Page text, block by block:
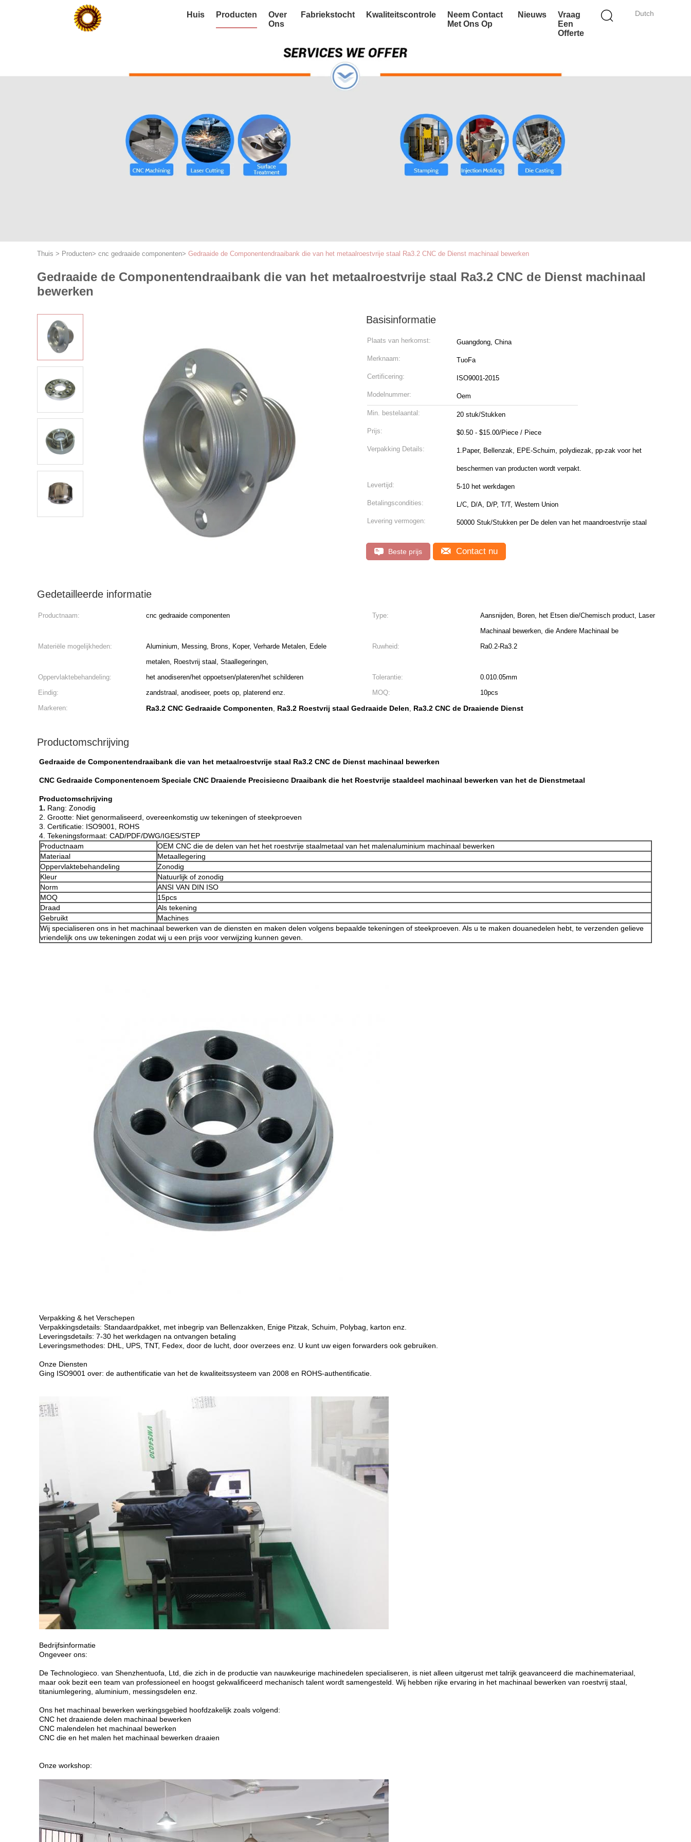
Dutch
Huis Producten
Over
Ons
Fabriekstocht Kwaliteitscontrole
Neem Contact
Met Ons Op
Nieuws
Vraag
Een
Offerte
Thuis > Producten> cnc gedraaide componenten> Gedraaide de Componentendraaibank die van het metaalroestvrije staal Ra3.2 CNC de Dienst machinaal bewerken
Gedraaide de Componentendraaibank die van het metaalroestvrije staal Ra3.2 CNC de Dienst machinaal
bewerken
Basisinformatie
Plaats van herkomst: Guangdong, China
Merknaam: TuoFa
Certificering: ISO9001-2015
Modelnummer: Oem
Min. bestelaantal: 20 stuk/Stukken
Prijs: $0.50 - $15.00/Piece / Piece
Verpakking Details: 1.Paper, Bellenzak, EPE-Schuim, polydiezak, pp-zak voor het
beschermen van producten wordt verpakt.
Levertijd: 5-10 het werkdagen
Betalingscondities: L/C, D/A, D/P, T/T, Western Union
Levering vermogen: 50000 Stuk/Stukken per De delen van het maandroestvrije staal
Beste prijs Contact nu
Gedetailleerde informatie
Productnaam: cnc gedraaide componenten Type:
Aansnijden, Boren, het Etsen die/Chemisch product, Laser
Machinaal bewerken, die Andere Machinaal be
Materiële mogelijkheden:
Aluminium, Messing, Brons, Koper, Verharde Metalen, Edele
metalen, Roestvrij staal, Staallegeringen,
Ruwheid: Ra0.2-Ra3.2
Oppervlaktebehandeling: het anodiseren/het oppoetsen/plateren/het schilderen Tolerantie:
0.010.05mm
Eindig:
zandstraal, anodiseer, poets op, platerend enz. MOQ:
10pcs
Markeren:
Ra3.2 CNC Gedraaide Componenten, Ra3.2 Roestvrij staal Gedraaide Delen, Ra3.2 CNC de Draaiende Dienst
Productomschrijving
Gedraaide de Componentendraaibank die van het metaalroestvrije staal Ra3.2 CNC de Dienst machinaal bewerken
CNC Gedraaide Componentenoem Speciale CNC Draaiende Precisiecnc Draaibank die het Roestvrije staaldeel machinaal bewerken van het de Dienstmetaal
Productomschrijving
1. Rang: Zonodig
2. Grootte: Niet genormaliseerd, overeenkomstig uw tekeningen of steekproeven
3. Certificatie: ISO9001, ROHS
4. Tekeningsformaat: CAD/PDF/DWG/IGES/STEP
Productnaam
OEM CNC die de delen van het het roestvrije staalmetaal van het malenaluminium machinaal bewerken
Materiaal
Metaallegering
Oppervlaktebehandeling
Zonodig
Kleur
Natuurlijk of zonodig
Norm
ANSI VAN DIN ISO
MOQ
15pcs
Draad
Als tekening
Gebruikt
Machines
Wij specialiseren ons in het machinaal bewerken van de diensten en maken delen volgens bepaalde tekeningen of steekproeven. Als u te maken douanedelen hebt, te verzenden gelieve
vriendelijk ons uw tekeningen zodat wij u een prijs voor verwijzing kunnen geven.
Verpakking & het Verschepen
Verpakkingsdetails: Standaardpakket, met inbegrip van Bellenzakken, Enige Pitzak, Schuim, Polybag, karton enz.
Leveringsdetails: 7-30 het werkdagen na ontvangen betaling
Leveringsmethodes: DHL, UPS, TNT, Fedex, door de lucht, door overzees enz. U kunt uw eigen forwarders ook gebruiken.
Onze Diensten
Ging ISO9001 over: de authentificatie van het de kwaliteitssysteem van 2008 en ROHS-authentificatie.
Bedrijfsinformatie
Ongeveer ons:
De Technologieco. van Shenzhentuofa, Ltd, die zich in de productie van nauwkeurige machinedelen specialiseren, is niet alleen uitgerust met talrijk geavanceerd die machinemateriaal,
maar ook bezit een team van professioneel en hoogst gekwalificeerd mechanisch talent wordt samengesteld. Wij hebben rijke ervaring in het machinaal bewerken van roestvrij staal,
titaniumlegering, aluminium, messingsdelen enz.
Ons het machinaal bewerken werkingsgebied hoofdzakelijk zoals volgend:
CNC het draaiende delen machinaal bewerken
CNC malendelen het machinaal bewerken
CNC die en het malen het machinaal bewerken draaien
Onze workshop: